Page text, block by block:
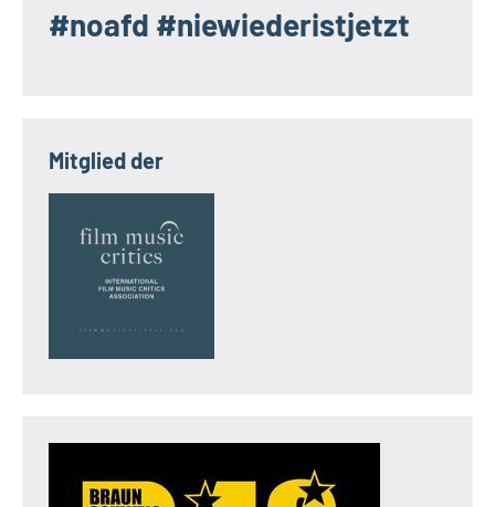
#noafd #niewiederistjetzt
Mitglied der